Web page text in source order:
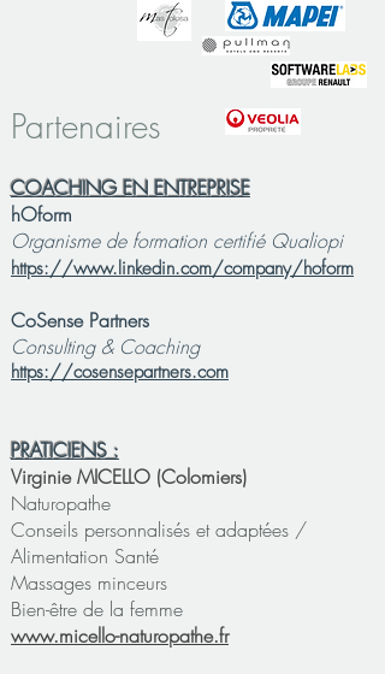
Partenaires​​
COACHING EN ENTREPRISE
hOform
Organisme de formation certifié Qualiopi
https://www.linkedin.com/company/hoform
CoSense Partners
Consulting & Coaching
https://cosensepartners.com
PRATICIENS :
​Virginie MICELLO (Colomiers)
Naturopathe
Conseils personnalisés et adaptées /
Alimentation Santé
Massages minceurs
Bien-être de la femme
www.micello-naturopathe.fr